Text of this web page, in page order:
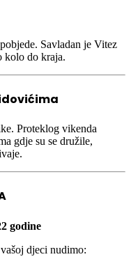
Savladan je Vitez
kolo do kraja.
Proteklog vikenda
gdje su se družile,
godine
djeci nudimo: